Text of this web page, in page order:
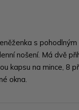
s pohodlným
nošení. Má dvě
kapsu na mince, 8
okna.